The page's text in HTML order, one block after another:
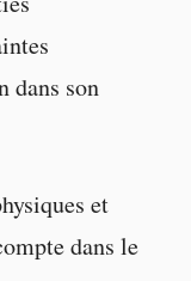
dans son
et
dans le